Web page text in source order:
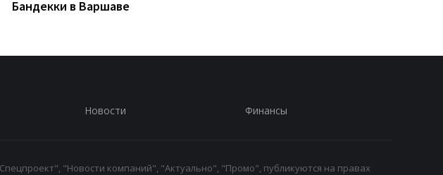
Бандекки в Варшаве
Новости Финансы
"Новости компаний", "Актуально", "Промо", публикуются на правах